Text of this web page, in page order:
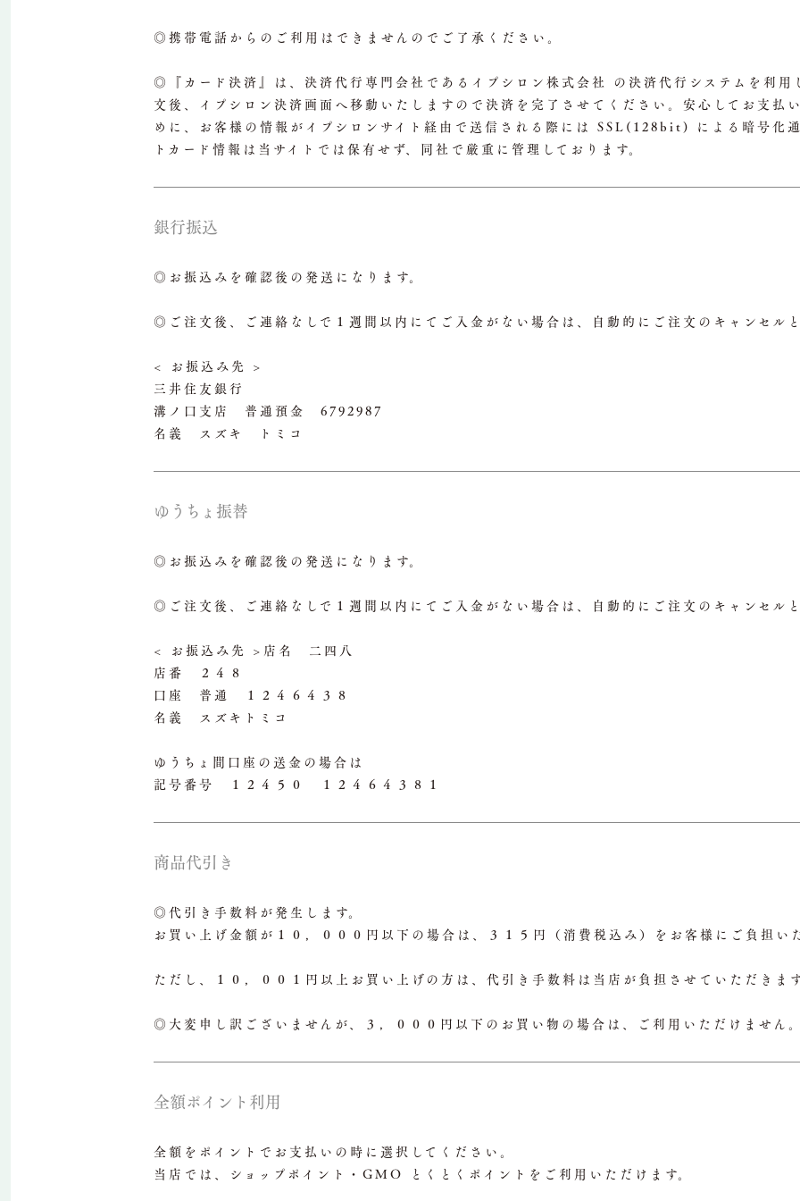
◎携帯電話からのご利用はできませんのでご了承ください。
◎『カード決済』は、決済代行専門会社であるイプシロン株式会社 の決済代行システムを利用
文後、イプシロン決済画面へ移動いたしますので決済を完了させてください。安心してお支払
めに、お客様の情報がイプシロンサイト経由で送信される際には SSL(128bit) による暗号化
トカード情報は当サイトでは保有せず、同社で厳重に管理しております。
銀行振込
◎お振込みを確認後の発送になります。
◎ご注文後、ご連絡なしで１週間以内にてご入金がない場合は、自動的にご注文のキャンセルと
< お振込み先 >
三井住友銀行
溝ノ口支店 普通預金 6792987
名義 スズキ トミコ
ゆうちょ振替
◎お振込みを確認後の発送になります。
◎ご注文後、ご連絡なしで１週間以内にてご入金がない場合は、自動的にご注文のキャンセルと
< お振込み先 >店名 二四八
店番 ２４８
口座 普通 １２４６４３８
名義 スズキトミコ
ゆうちょ間口座の送金の場合は
記号番号 １２４５０ １２４６４３８１
商品代引き
◎代引き手数料が発生します。
お買い上げ金額が１０，０００円以下の場合は、３１５円（消費税込み）をお客様にご負担い
ただし、１０，００１円以上お買い上げの方は、代引き手数料は当店が負担させていただきます
◎大変申し訳ございませんが、３，０００円以下のお買い物の場合は、ご利用いただけません。
全額ポイント利用
全額をポイントでお支払いの時に選択してください。
当店では、ショップポイント・GMO とくとくポイントをご利用いただけます。